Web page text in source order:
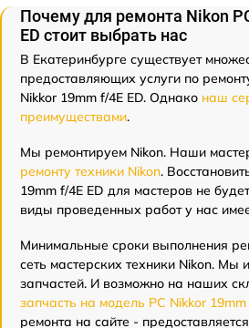
Почему для ремонта Nikon
ED стоит выбрать нас
В Екатеринбурге существует
предоставляющих услуги по
Nikkor 19mm f/4E ED. Однако наш
преимуществами.
Мы ремонтируем Nikon. Наши
ремонту техники Nikon.
19mm f/4E ED для мастеров не
виды проведенных работ у нас
Минимальные сроки выполнения
сеть мастерских техники Nikon. Мы
запчастей. И возможно на наших
запчасть на модель PC Nikkor 19mm
ремонта на сайте -